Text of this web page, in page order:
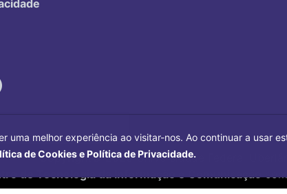
Copyright©2026Universidade Federal
de Tecnologia da Informação e Comunicação
uma melhor experiência ao visitar-nos. Ao continuar a usar
de Cookies e Política de Privacidade.